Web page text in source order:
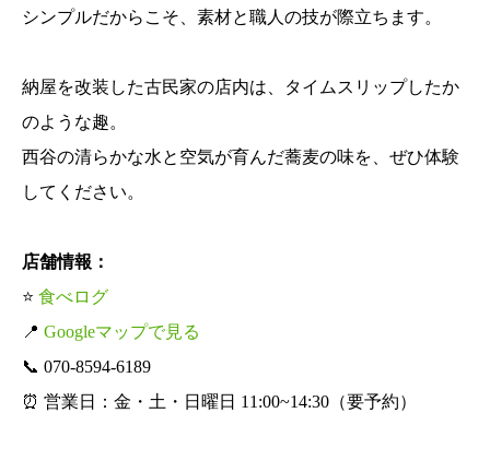
シンプルだからこそ、素材と職人の技が際立ちます。
納屋を改装した古民家の店内は、タイムスリップしたか
のような趣。
西谷の清らかな水と空気が育んだ蕎麦の味を、ぜひ体験
してください。
店舗情報：
⭐ 食べログ
📍 Googleマップで見る
📞 070-8594-6189
⏰ 営業日：金・土・日曜日 11:00~14:30（要予約）